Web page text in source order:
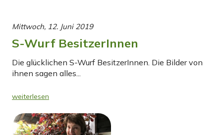
Mittwoch, 12. Juni 2019
S-Wurf BesitzerInnen
Die glücklichen S-Wurf BesitzerInnen. Die Bilder von
ihnen sagen alles...
weiterlesen